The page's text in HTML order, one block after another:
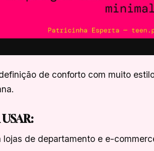
de conforto com muito
lojas de departamento e e-